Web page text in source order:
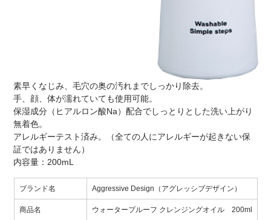
素早くなじみ、毛穴の奥の汚れまでしっかり除去。
手、顔、体が濡れていても使用可能。
保湿成分（ヒアルロン酸Na）配合でしっとりとした洗い上がり
無着色。
アレルギーテスト済み。（全ての人にアレルギーが起きない保
証ではありません）
内容量：200mL
ブランド名 Aggressive Design（アグレッシブデザイン）
商品名 ウォータープルーフ クレンジングオイル 200ml